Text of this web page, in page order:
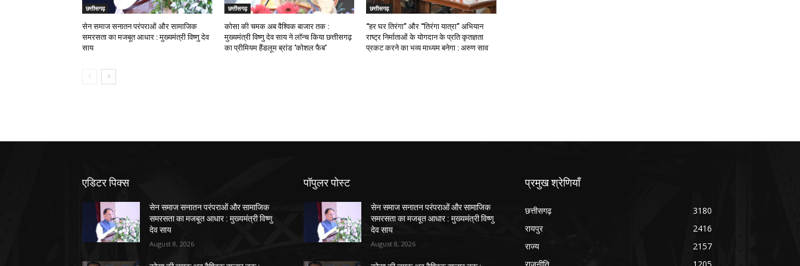
छत्तीसगढ़
सेन समाज सनातन परंपराओं और सामाजिक
समरसता का मजबूत आधार : मुख्यमंत्री विष्णु देव
साय
छत्तीसगढ़
कोसा की चमक अब वैश्विक बाजार तक :
मुख्यमंत्री विष्णु देव साय ने लॉन्च किया छत्तीसगढ़
का प्रीमियम हैंडलूम ब्रांड ‘कोशल फैब’
छत्तीसगढ़
“हर घर तिरंगा” और “तिरंगा यात्रा” अभियान
राष्ट्र निर्माताओं के योगदान के प्रति कृतज्ञता
प्रकट करने का भव्य माध्यम बनेगा : अरुण साव
एडिटर पिक्स
सेन समाज सनातन परंपराओं और सामाजिक
समरसता का मजबूत आधार : मुख्यमंत्री विष्णु
देव साय
August 8, 2026
पॉपुलर पोस्ट
सेन समाज सनातन परंपराओं और सामाजिक
समरसता का मजबूत आधार : मुख्यमंत्री विष्णु
देव साय
August 8, 2026
प्रमुख श्रेणियाँ
छत्तीसगढ़
3180
रायपुर
2416
राज्य
2157